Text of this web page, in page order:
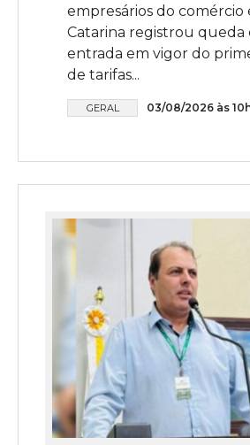
empresários do comércio
Catarina registrou queda
entrada em vigor do
de tarifas...
GERAL 03/08/2026 às